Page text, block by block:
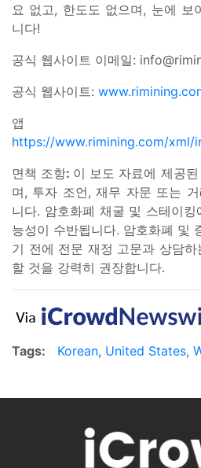
요 없고, 한도도 없으며, 눈에 보
니다!
공식 웹사이트 이메일:
공식 웹사이트:
앱 다
https://www.rimining.com/xml/
면책 조항: 이 보도 자료에 제공
며, 투자 조언, 재무 자문 또는
니다. 암호화폐 채굴 및 스테이
능성이 수반됩니다. 암호화폐 및
기 전에 전문 재정 고문과 상담
할 것을 강력히 권장합니다.
Tags: Korean, United States,